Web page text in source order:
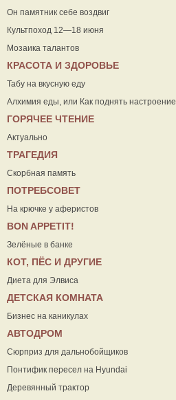
Он памятник себе воздвиг
Культпоход 12—18 июня
Мозаика талантов
КРАСОТА И ЗДОРОВЬЕ
Табу на вкусную еду
Алхимия еды, или Как поднять
ГОРЯЧЕЕ ЧТЕНИЕ
Актуально
ТРАГЕДИЯ
Скорбная память
ПОТРЕБСОВЕТ
На крючке у аферистов
ВON APPETIT!
Зелёные в банке
КОТ, ПЁС И ДРУГИЕ
Диета для Элвиса
ДЕТСКАЯ КОМНАТА
Бизнес на каникулах
АВТОДРОМ
Сюрприз для дальнобойщиков
Понтифик пересел на Hyundai
Деревянный трактор